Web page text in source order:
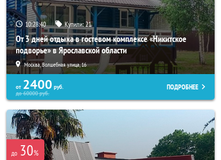
10:28:37 Купили:21
От 3 дней отдыха в гостевом комплексе «Никитское
подворье» в Ярославской области
Москва, Волшебная улица, 16
от 2400 руб.
до60000руб.
ПОДРОБНЕЕ
до 30%